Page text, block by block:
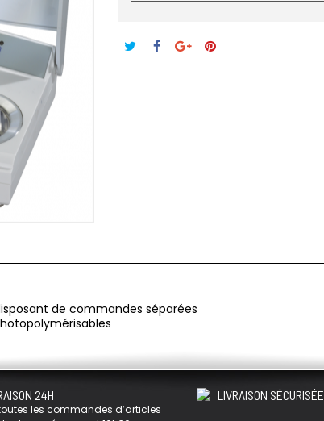
de commandes séparées
24H
les commandes d’articles
LIVRAISON SÉCURISÉE